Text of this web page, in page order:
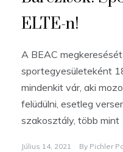
ELTE-n!
A BEAC
sportegyesületeként
mindenkit vár, aki
felüdülni, esetleg
szakosztály, több mint
Július 14, 2021 By Pichler